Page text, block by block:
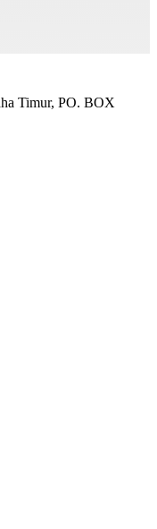
Timur, PO. BOX